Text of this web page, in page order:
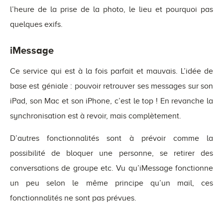
l’heure de la prise de la photo, le lieu et pourquoi pas
quelques exifs.
iMessage
Ce service qui est à la fois parfait et mauvais. L’idée de
base est géniale : pouvoir retrouver ses messages sur son
iPad, son Mac et son iPhone, c’est le top ! En revanche la
synchronisation est à revoir, mais complètement.
D’autres fonctionnalités sont à prévoir comme la
possibilité de bloquer une personne, se retirer des
conversations de groupe etc. Vu qu’iMessage fonctionne
un peu selon le même principe qu’un mail, ces
fonctionnalités ne sont pas prévues.